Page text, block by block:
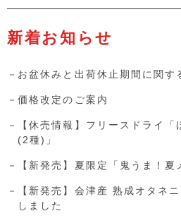
新着お知らせ
お盆休みと出荷休止期間に関す
価格改定のご案内
【休売情報】フリースドライ
(2種)」
【新発売】夏限定「鬼うま！夏
【新発売】会津産 熟成オタネ
しました